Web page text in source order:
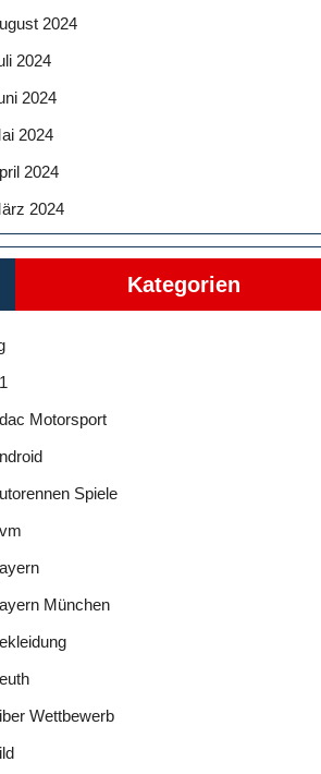
2024
2024
2024
2024
2024
2024
Kategorien
Motorsport
Spiele
München
Wettbewerb